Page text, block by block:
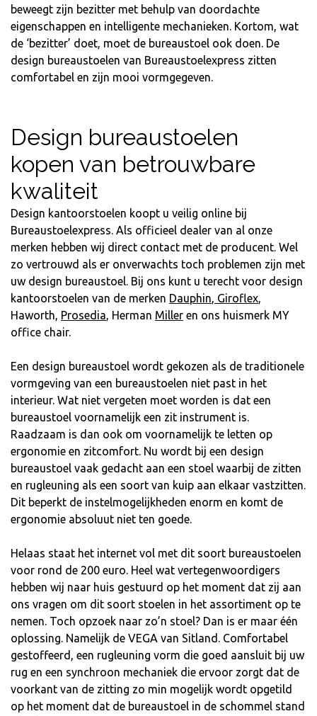
beweegt zijn bezitter met behulp van doordachte
eigenschappen en intelligente mechanieken. Kortom, wat
de ‘bezitter’ doet, moet de bureaustoel ook doen. De
design bureaustoelen van Bureaustoelexpress zitten
comfortabel en zijn mooi vormgegeven.
Design bureaustoelen
kopen van betrouwbare
kwaliteit
Design kantoorstoelen koopt u veilig online bij
Bureaustoelexpress. Als officieel dealer van al onze
merken hebben wij direct contact met de producent. Wel
zo vertrouwd als er onverwachts toch problemen zijn met
uw design bureaustoel. Bij ons kunt u terecht voor design
kantoorstoelen van de merken Dauphin, Giroflex,
Haworth, Prosedia, Herman Miller en ons huismerk MY
office chair.
Een design bureaustoel wordt gekozen als de traditionele
vormgeving van een bureaustoelen niet past in het
interieur. Wat niet vergeten moet worden is dat een
bureaustoel voornamelijk een zit instrument is.
Raadzaam is dan ook om voornamelijk te letten op
ergonomie en zitcomfort. Nu wordt bij een design
bureaustoel vaak gedacht aan een stoel waarbij de zitten
en rugleuning als een soort van kuip aan elkaar vastzitten.
Dit beperkt de instelmogelijkheden enorm en komt de
ergonomie absoluut niet ten goede.
Helaas staat het internet vol met dit soort bureaustoelen
voor rond de 200 euro. Heel wat vertegenwoordigers
hebben wij naar huis gestuurd op het moment dat zij aan
ons vragen om dit soort stoelen in het assortiment op te
nemen. Toch opzoek naar zo’n stoel? Dan is er maar één
oplossing. Namelijk de VEGA van Sitland. Comfortabel
gestoffeerd, een rugleuning vorm die goed aansluit bij uw
rug en een synchroon mechaniek die ervoor zorgt dat de
voorkant van de zitting zo min mogelijk wordt opgetild
op het moment dat de bureaustoel in de schommel stand